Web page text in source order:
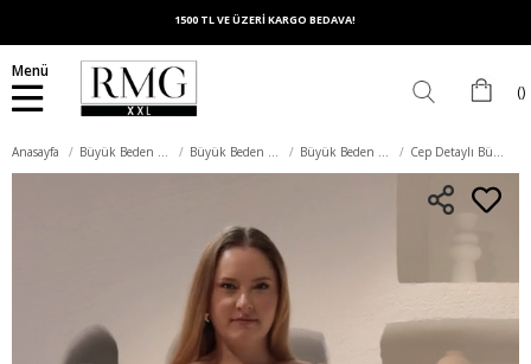
1500 TL VE ÜZERİ KARGO BEDAVA!
Menü
Anasayfa Büyük Beden Alt Giyim Büyük Beden Pantolon Büyük Beden Kumaş Pantolon Cep Detaylı Büyük Beden Kumaş Pantolon Krem